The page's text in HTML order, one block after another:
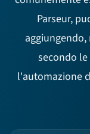
Parseur,
secondo
l'automazione